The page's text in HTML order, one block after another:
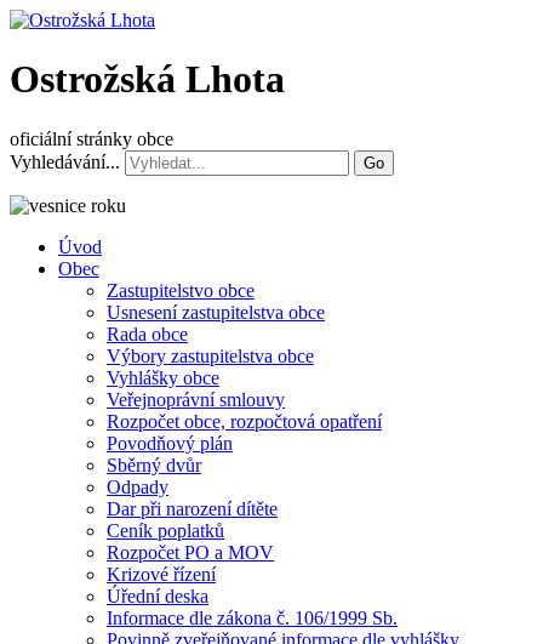
Ostrožská Lhota
oficiální stránky obce
Vyhledávání...
Go
Úvod
Obec
Zastupitelstvo obce
Usnesení zastupitelstva obce
Rada obce
Výbory zastupitelstva obce
Vyhlášky obce
Veřejnoprávní smlouvy
Rozpočet obce, rozpočtová opatření
Povodňový plán
Sběrný dvůr
Odpady
Dar při narození dítěte
Ceník poplatků
Rozpočet PO a MOV
Krizové řízení
Úřední deska
Informace dle zákona č. 106/1999 Sb.
Povinně zveřejňované informace dle vyhlášky